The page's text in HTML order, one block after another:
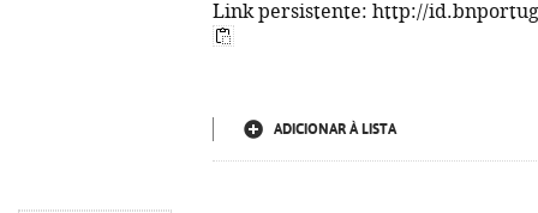
Link persistente: http://
ADICIONAR À LISTA